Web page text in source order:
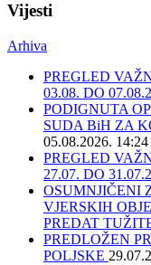
Vijesti
Arhiva
PREGLED
03.08. DO
PODIGNUTA
SUDA BiH ZA
05.08.2026. 14:24
PREGLED
27.07. DO
OSUMNJIČENI
VJERSKIH
PREDAT
PREDLOŽEN
POLJSKE